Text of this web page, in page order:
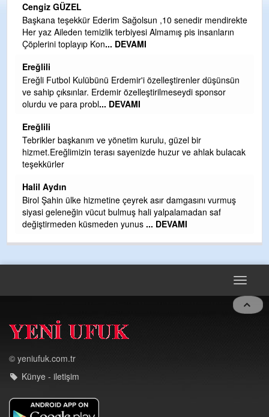
Cengiz GÜZEL
Başkana teşekkür Ederim Sağolsun ,10 senedir mendirekte
Her yaz Aileden temizlik terbiyesi Almamış pis insanların
Çöplerini toplayıp Kon... DEVAMI
Ereğlili
Ereğli Futbol Kulübünü Erdemir'i özelleştirenler düşünsün
ve sahip çıksınlar. Erdemir özelleştirilmeseydi sponsor
olurdu ve para probl... DEVAMI
Ereğlili
Tebrikler başkanım ve yönetim kurulu, güzel bir
hizmet.Ereğlimizin terası sayenizde huzur ve ahlak bulacak
teşekkürler
Halil Aydın
Birol Şahin ülke hizmetine çeyrek asır damgasını vurmuş
siyasi geleneğin vücut bulmuş hali yalpalamadan saf
değiştirmeden küsmeden yunus ... DEVAMI
Toggle
© yeniufuk.com.tr
Künye - iletişim